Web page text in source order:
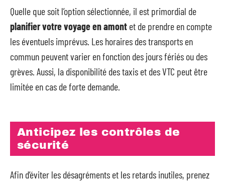
Quelle que soit l’option sélectionnée, il est primordial de
planifier votre voyage en amont et de prendre en compte
les éventuels imprévus. Les horaires des transports en
commun peuvent varier en fonction des jours fériés ou des
grèves. Aussi, la disponibilité des taxis et des VTC peut être
limitée en cas de forte demande.
Anticipez les contrôles de
sécurité
Afin d’éviter les désagréments et les retards inutiles, prenez